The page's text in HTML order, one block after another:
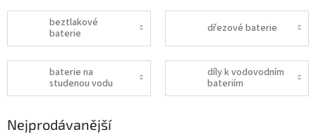
beztlakové
baterie
dřezové baterie
baterie na
studenou vodu
díly k vodovodním
bateriím
Nejprodávanější